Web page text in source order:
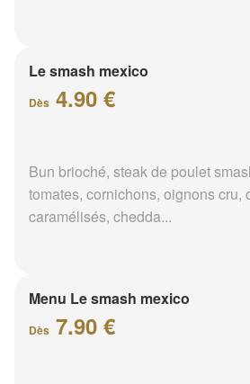
Le smash mexico
Dès 4.90 €
Bun brioché, steak de poulet
tomates, cornichons, oignons cru,
caramélisés, chedda...
Menu Le smash mexico
Dès 7.90 €